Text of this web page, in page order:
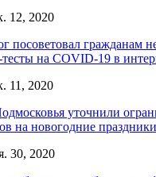
12, 2020
посоветовал гражданам
тесты на COVID-19 в
11, 2020
уточнили
на новогодние праздники
30, 2020